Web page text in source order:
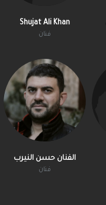
الفنان حسن النيرب
فنان
Shujat Ali Khan
فنان